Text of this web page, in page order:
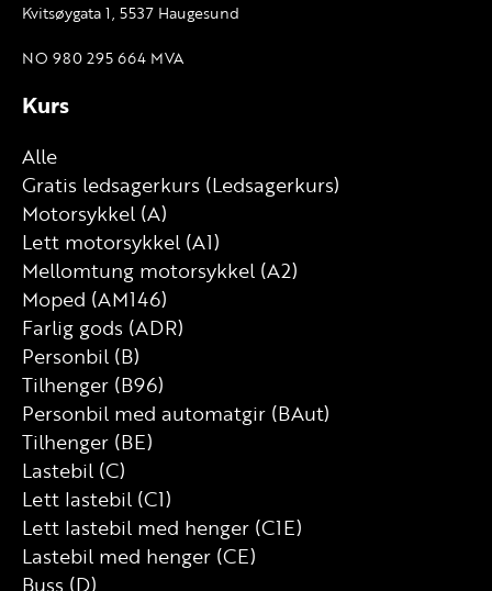
Kvitsøygata 1, 5537 Haugesund
NO 980 295 664 MVA
Kurs
Alle
Gratis ledsagerkurs (Ledsagerkurs)
Motorsykkel (A)
Lett motorsykkel (A1)
Mellomtung motorsykkel (A2)
Moped (AM146)
Farlig gods (ADR)
Personbil (B)
Tilhenger (B96)
Personbil med automatgir (BAut)
Tilhenger (BE)
Lastebil (C)
Lett lastebil (C1)
Lett lastebil med henger (C1E)
Lastebil med henger (CE)
Buss (D)